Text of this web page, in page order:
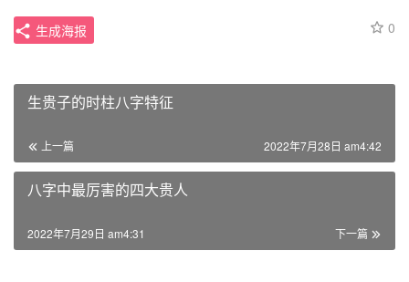
0
生成海报
生贵子的时柱八字特征
上一篇 2022年7月28日 am4:42
八字中最厉害的四大贵人
下一篇
2022年7月29日 am4:31